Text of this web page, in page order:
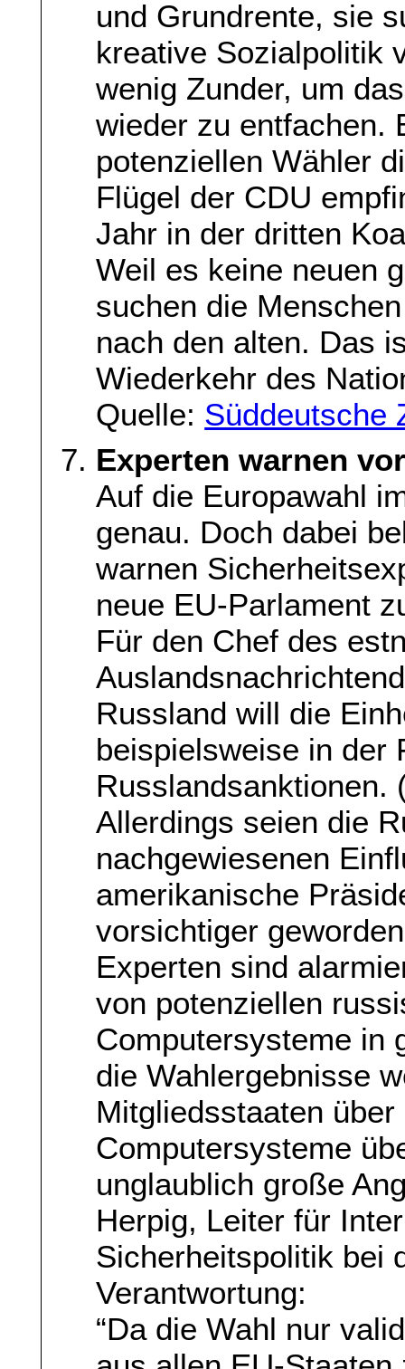
und Grundrente, sie
kreative Sozialpolitik
wenig Zunder, um
wieder zu entfachen.
potenziellen Wähler
Flügel der CDU
Jahr in der dritten
Weil es keine neuen
suchen die
nach den alten. Das
Wiederkehr des
Quelle: Süddeutsche
Experten warnen
Auf die Europawahl
genau. Doch dabei
warnen
neue EU-Parlament
Für den Chef des
Russland will die
beispielsweise in der
Allerdings seien die
nachgewiesenen
amerikanische
vorsichtiger
Experten sind
von potenziellen
Computersysteme in
die Wahlergebnisse
Mitgliedsstaaten
Computersysteme
unglaublich große
Herpig, Leiter für
Sicherheitspolitik bei
Verantwortung:
“Da die Wahl nur